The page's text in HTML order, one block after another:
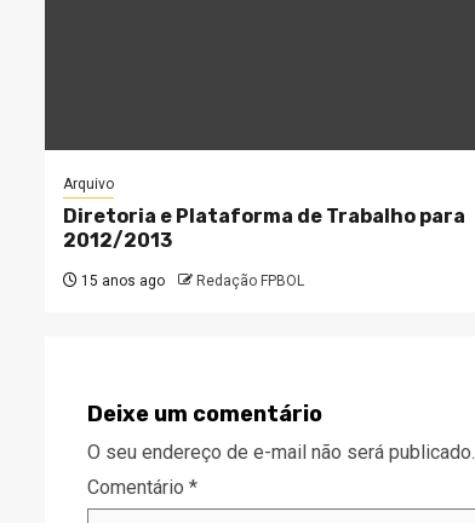
Arquivo
Diretoria e Plataforma de Trabalho para
2012/2013
15 anos ago Redação FPBOL
Deixe um comentário
O seu endereço de e-mail não será publicado.
Comentário *